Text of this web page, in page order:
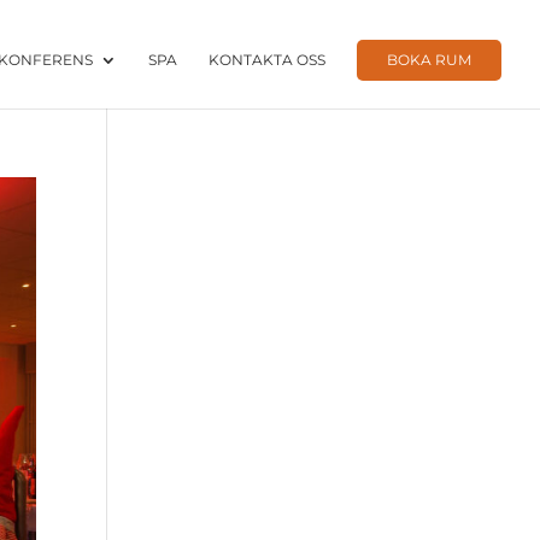
SPA KONTAKTA OSS BOKA RUM